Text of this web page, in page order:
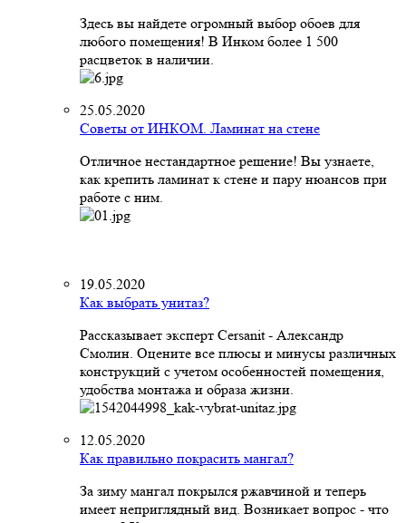
Здесь вы найдете огромный выбор обоев для
любого помещения! В Инком более 1 500
расцветок в наличии.
25.05.2020
Советы от ИНКОМ. Ламинат на стене
Отличное нестандартное решение! Вы узнаете,
как крепить ламинат к стене и пару нюансов при
работе с ним.
19.05.2020
Как выбрать унитаз?
Рассказывает эксперт Cersanit - Александр
Смолин. Оцените все плюсы и минусы различных
конструкций с учетом особенностей помещения,
удобства монтажа и образа жизни.
12.05.2020
Как правильно покрасить мангал?
За зиму мангал покрылся ржавчиной и теперь
имеет неприглядный вид. Возникает вопрос - что